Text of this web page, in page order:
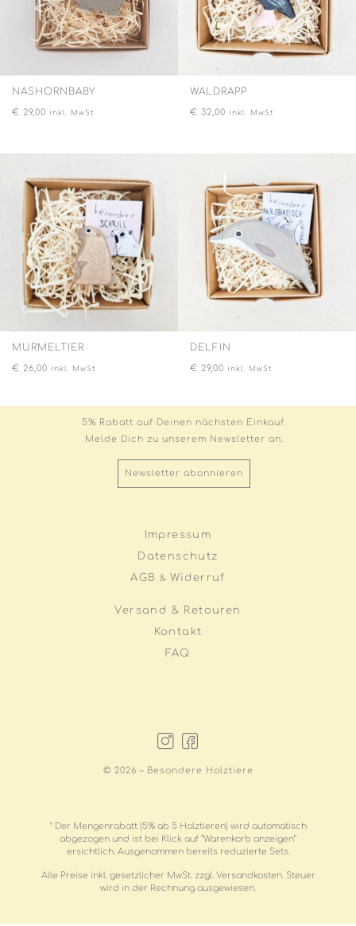
NASHORNBABY
€ 29,00 inkl. MwSt
WALDRAPP
€ 32,00 inkl. MwSt
MURMELTIER
€ 26,00 inkl. MwSt
DELFIN
€ 29,00 inkl. MwSt
5% Rabatt auf Deinen nächsten Einkauf.
Melde Dich zu unserem Newsletter an.
Newsletter abonnieren
Impressum
Datenschutz
AGB & Widerruf
Versand & Retouren
Kontakt
FAQ
© 2026 – Besondere Holztiere
* Der Mengenrabatt (5% ab 5 Holztieren) wird automatisch
abgezogen und ist bei Klick auf “Warenkorb anzeigen”
ersichtlich. Ausgenommen bereits reduzierte Sets.
Alle Preise inkl. gesetzlicher MwSt. zzgl. Versandkosten. Steuer
wird in der Rechnung ausgewiesen.